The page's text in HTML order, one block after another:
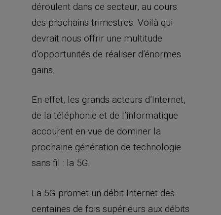
déroulent dans ce secteur, au cours
des prochains trimestres. Voilà qui
devrait nous offrir une multitude
d’opportunités de réaliser d’énormes
gains.
En effet, les grands acteurs d’Internet,
de la téléphonie et de l’informatique
accourent en vue de dominer la
prochaine génération de technologie
sans fil : la 5G.
La 5G promet un débit Internet des
centaines de fois supérieurs aux débits